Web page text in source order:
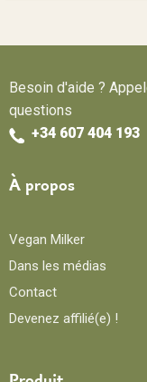
Besoin d'aide ?
questions
+34 607 404 193
À propos
Vegan Milker
Dans les médias
Contact
Devenez affilié(e) !